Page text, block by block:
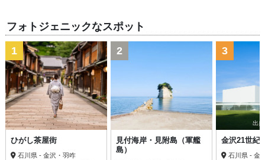
フォトジェニックなスポット
1
ひがし茶屋街
石川県 - 金沢・羽咋
2
見付海岸・見附島（軍艦
島）
出
3
金沢21世紀
石川県 - 金